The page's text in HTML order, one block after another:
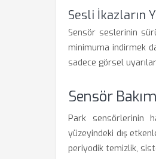
Sesli İkazların
Sensör seslerinin
minimuma indirmek
sadece görsel
Sensör
Park sensörlerinin
yüzeyindeki dış
periyodik temizlik,